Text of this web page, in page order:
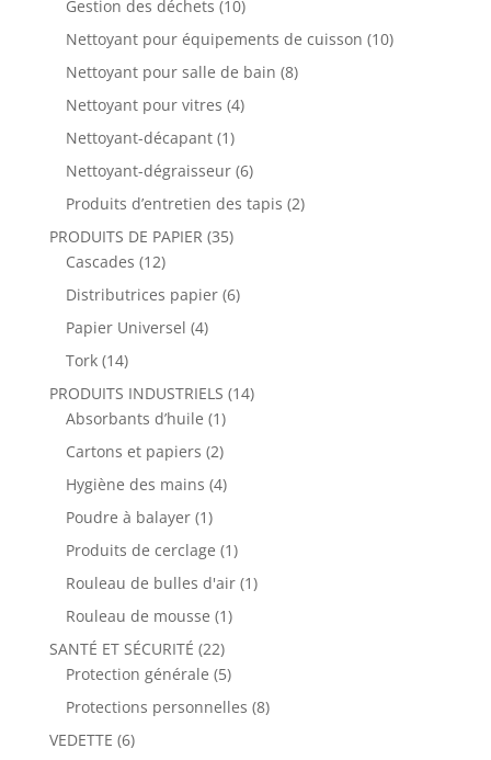
Gestion des déchets (10)
Nettoyant pour équipements de cuisson (10)
Nettoyant pour salle de bain (8)
Nettoyant pour vitres (4)
Nettoyant-décapant (1)
Nettoyant-dégraisseur (6)
Produits d’entretien des tapis (2)
PRODUITS DE PAPIER (35)
Cascades (12)
Distributrices papier (6)
Papier Universel (4)
Tork (14)
PRODUITS INDUSTRIELS (14)
Absorbants d’huile (1)
Cartons et papiers (2)
Hygiène des mains (4)
Poudre à balayer (1)
Produits de cerclage (1)
Rouleau de bulles d'air (1)
Rouleau de mousse (1)
SANTÉ ET SÉCURITÉ (22)
Protection générale (5)
Protections personnelles (8)
VEDETTE (6)